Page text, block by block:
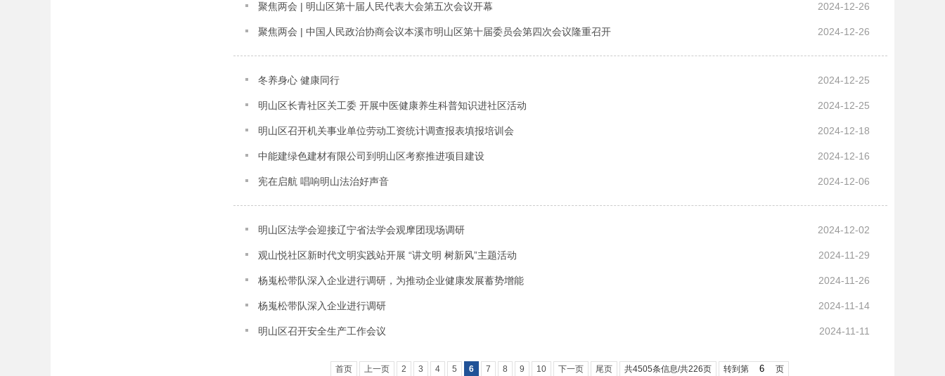
2024-12-26
聚焦两会 | 明山区第十届人民代表大会第五次会议开幕
2024-12-26
聚焦两会 | 中国人民政治协商会议本溪市明山区第十届委员会第四次会议隆重召开
2024-12-25
冬养身心 健康同行
2024-12-25
明山区长青社区关工委 开展中医健康养生科普知识进社区活动
2024-12-18
明山区召开机关事业单位劳动工资统计调查报表填报培训会
2024-12-16
中能建绿色建材有限公司到明山区考察推进项目建设
2024-12-06
宪在启航 唱响明山法治好声音
2024-12-02
明山区法学会迎接辽宁省法学会观摩团现场调研
2024-11-29
观山悦社区新时代文明实践站开展 “讲文明 树新风”主题活动
2024-11-26
杨嵬松带队深入企业进行调研，为推动企业健康发展蓄势增能
2024-11-14
杨嵬松带队深入企业进行调研
2024-11-11
明山区召开安全生产工作会议
首页 上一页 2 3 4 5 6 7 8 9 10 下一页 尾页 共4505条信息/共226页 转到第 页